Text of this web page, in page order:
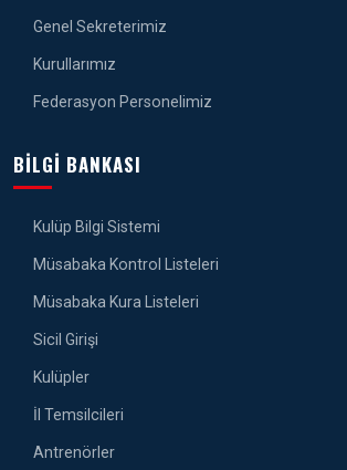
Genel Sekreterimiz
Kurullarımız
Federasyon Personelimiz
BILGI BANKASI
Kulüp Bilgi Sistemi
Müsabaka Kontrol Listeleri
Müsabaka Kura Listeleri
Sicil Girişi
Kulüpler
İl Temsilcileri
Antrenörler